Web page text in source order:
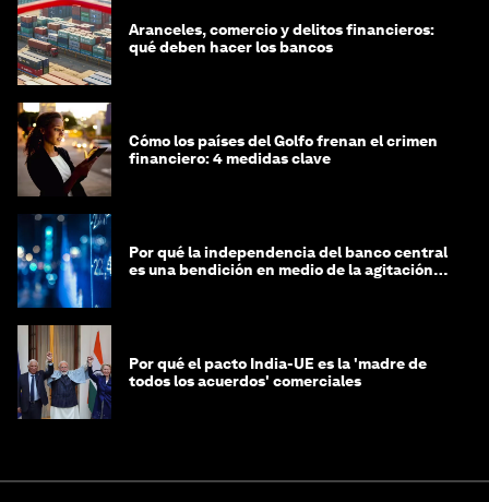
Aranceles, comercio y delitos financieros:
qué deben hacer los bancos
Cómo los países del Golfo frenan el crimen
financiero: 4 medidas clave
Por qué la independencia del banco central
es una bendición en medio de la agitación
Por qué el pacto India-UE es la 'madre de
todos los acuerdos' comerciales